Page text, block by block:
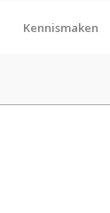
Kennismaken